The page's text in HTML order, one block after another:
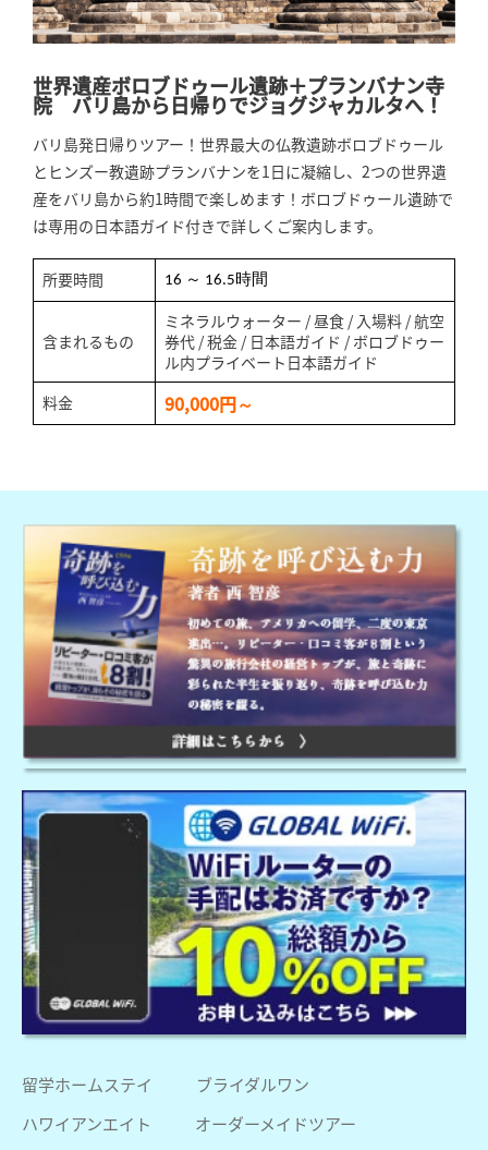
世界遺産ボロブドゥール遺跡＋プランバナン寺
院 バリ島から日帰りでジョグジャカルタへ！
バリ島発日帰りツアー！世界最大の仏教遺跡ボロブドゥール
とヒンズー教遺跡プランバナンを1日に凝縮し、2つの世界遺
産をバリ島から約1時間で楽しめます！ボロブドゥール遺跡で
は専用の日本語ガイド付きで詳しくご案内します。
所要時間 16 ～ 16.5時間
含まれるもの
ミネラルウォーター / 昼食 / 入場料 / 航空
券代 / 税金 / 日本語ガイド / ボロブドゥー
ル内プライベート日本語ガイド
料金
90,000円～
留学ホームステイ
ブライダルワン
ハワイアンエイト
オーダーメイドツアー